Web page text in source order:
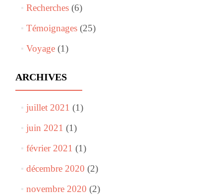
Recherches(6)
Témoignages(25)
Voyage(1)
ARCHIVES
juillet 2021 (1)
juin 2021 (1)
février 2021 (1)
décembre 2020 (2)
novembre 2020 (2)